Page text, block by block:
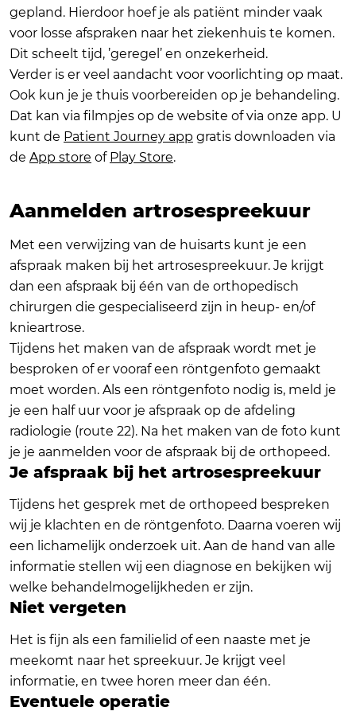
gepland. Hierdoor hoef je als patiënt minder vaak
voor losse afspraken naar het ziekenhuis te komen.
Dit scheelt tijd, ’geregel’ en onzekerheid.
Verder is er veel aandacht voor voorlichting op maat.
Ook kun je je thuis voorbereiden op je behandeling.
Dat kan via filmpjes op de website of via onze app. U
kunt de Patient Journey app gratis downloaden via
de App store of Play Store.
Aanmelden artrosespreekuur
Met een verwijzing van de huisarts kunt je een
afspraak maken bij het artrosespreekuur. Je krijgt
dan een afspraak bij één van de orthopedisch
chirurgen die gespecialiseerd zijn in heup- en/of
knieartrose.
Tijdens het maken van de afspraak wordt met je
besproken of er vooraf een röntgenfoto gemaakt
moet worden. Als een röntgenfoto nodig is, meld je
je een half uur voor je afspraak op de afdeling
radiologie (route 22). Na het maken van de foto kunt
je je aanmelden voor de afspraak bij de orthopeed.
Je afspraak bij het artrosespreekuur
Tijdens het gesprek met de orthopeed bespreken
wij je klachten en de röntgenfoto. Daarna voeren wij
een lichamelijk onderzoek uit. Aan de hand van alle
informatie stellen wij een diagnose en bekijken wij
welke behandelmogelijkheden er zijn.
Niet vergeten
Het is fijn als een familielid of een naaste met je
meekomt naar het spreekuur. Je krijgt veel
informatie, en twee horen meer dan één.
Eventuele operatie